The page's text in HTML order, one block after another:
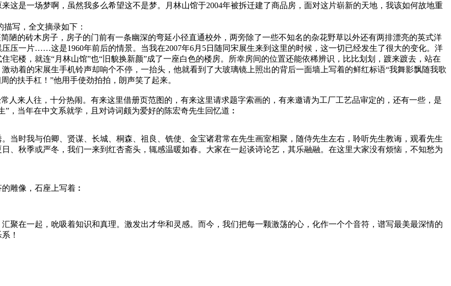
是一场梦啊，虽然我多么希望这不是梦。月林山馆于2004年被拆迁建了商品房，面对这片崭新的天地，我该如何故地重
写，全文摘录如下：
的砖木房子，房子的门前有一条幽深的弯延小径直通校外，两旁除了一些不知名的杂花野草以外还有两排漂亮的英式洋
压一片……这是1960年前后的情景。当我在2007年6月5日随同宋展生来到这里的时候，这一切已经发生了很大的变化。洋
宅楼，就连“月林山馆”也“旧貌换新颜”成了一座白色的楼房。所幸房间的位置还能依稀辨识，比比划划，踱来踱去，站在
动着的宋展生手机铃声却响个不停，一抬头，他就看到了大玻璃镜上照出的背后一面墙上写着的鲜红标语“我舞影飘随我歌
的扶手杠！”他用手使劲拍拍，朗声笑了起来。
人来人往，十分热闹。有来这里借册页范图的，有来这里请求题字索画的，有来邀请为工厂工艺品审定的，还有一些，是
，当年在中文系就学，且对诗词颇为爱好的陈宏奇先生回忆道︰
当时我与伯卿、贤谋、长城、桐森、祖良、铣使、金宝诸君常在先生画室相聚，随侍先生左右，聆听先生教诲，观看先生
秋季或严冬，我们一来到红杏斋头，辄感温暖如春。大家在一起谈诗论艺，其乐融融。在这里大家没有烦恼，不知愁为
雕像，石座上写着︰
聚在一起，吮吸着知识和真理。激发出才华和灵感。而今，我们把每一颗激荡的心，化作一个个音符，谱写最美最深情的
！